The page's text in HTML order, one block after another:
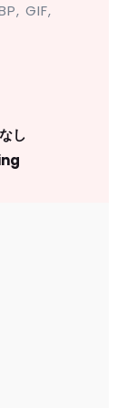
GIF,
し